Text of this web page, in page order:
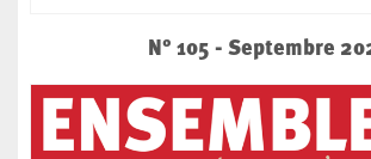
N° 105 - Septembre